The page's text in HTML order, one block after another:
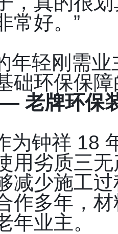
常好。”
年轻刚需
础环保保
老牌环保
为钟祥 18
用劣质三
减少施工
作多年，
年业主。